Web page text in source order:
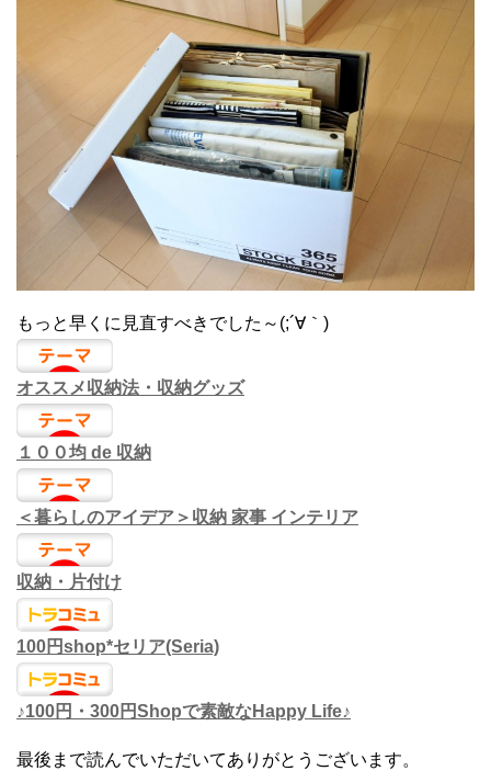
もっと早くに見直すべきでした～(;´∀｀)
オススメ収納法・収納グッズ
１００均 de 収納
＜暮らしのアイデア＞収納 家事 インテリア
収納・片付け
100円shop*セリア(Seria)
♪100円・300円Shopで素敵なHappy Life♪
最後まで読んでいただいてありがとうございます。